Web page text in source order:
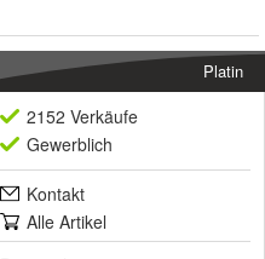
Platin
2152 Verkäufe
Gewerblich
Kontakt
Alle Artikel